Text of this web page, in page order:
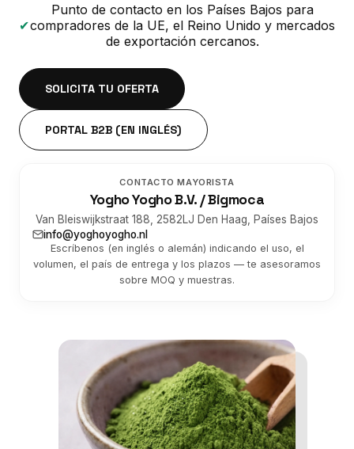
✔
Punto de contacto en los Países Bajos para
compradores de la UE, el Reino Unido y mercados
de exportación cercanos.
SOLICITA TU OFERTA
PORTAL B2B (EN INGLÉS)
CONTACTO MAYORISTA
Yogho Yogho B.V. / Bigmoca
Van Bleiswijkstraat 188, 2582LJ Den Haag, Países Bajos
info@yoghoyogho.nl
Escríbenos (en inglés o alemán) indicando el uso, el
volumen, el país de entrega y los plazos — te asesoramos
sobre MOQ y muestras.